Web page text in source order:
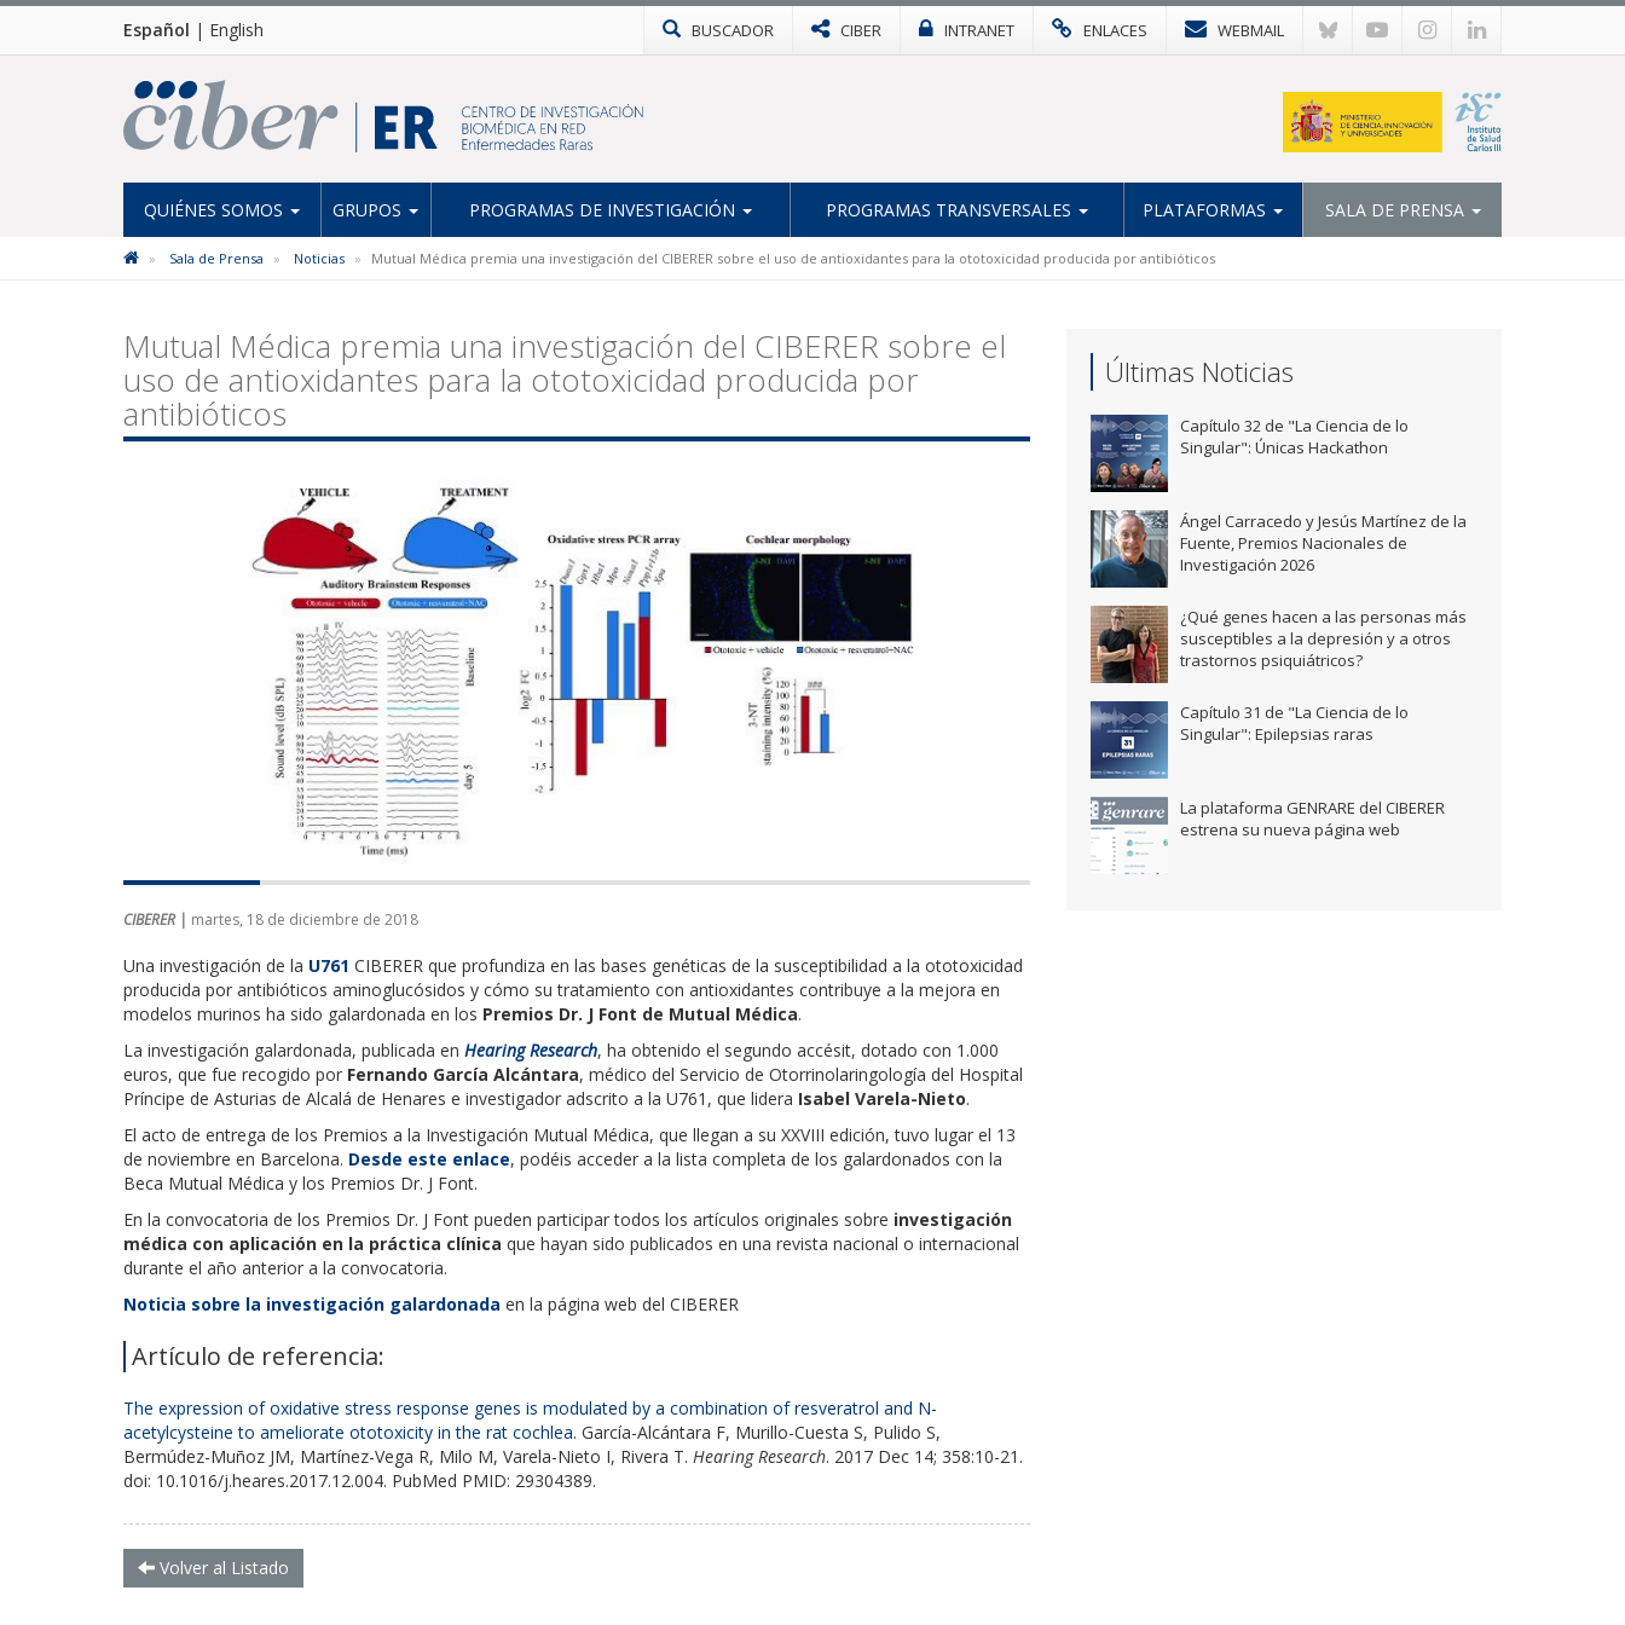
Español | English BUSCADOR CIBER INTRANET ENLACES WEBMAIL
QUIÉNES SOMOS GRUPOS PROGRAMAS DE INVESTIGACIÓN PROGRAMAS TRANSVERSALES PLATAFORMAS SALA DE PRENSA
Sala de Prensa Noticias Mutual Médica premia una investigación del CIBERER sobre el uso de antioxidantes para la ototoxicidad producida por antibióticos
Mutual Médica premia una investigación del CIBERER sobre el
uso de antioxidantes para la ototoxicidad producida por
antibióticos
CIBERER | martes, 18 de diciembre de 2018
Una investigación de la U761 CIBERER que profundiza en las bases genéticas de la susceptibilidad a la ototoxicidad
producida por antibióticos aminoglucósidos y cómo su tratamiento con antioxidantes contribuye a la mejora en
modelos murinos ha sido galardonada en los Premios Dr. J Font de Mutual Médica.
La investigación galardonada, publicada en Hearing Research, ha obtenido el segundo accésit, dotado con 1.000
euros, que fue recogido por Fernando García Alcántara, médico del Servicio de Otorrinolaringología del Hospital
Príncipe de Asturias de Alcalá de Henares e investigador adscrito a la U761, que lidera Isabel Varela-Nieto.
El acto de entrega de los Premios a la Investigación Mutual Médica, que llegan a su XXVIII edición, tuvo lugar el 13
de noviembre en Barcelona. Desde este enlace, podéis acceder a la lista completa de los galardonados con la
Beca Mutual Médica y los Premios Dr. J Font.
En la convocatoria de los Premios Dr. J Font pueden participar todos los artículos originales sobre investigación
médica con aplicación en la práctica clínica que hayan sido publicados en una revista nacional o internacional
durante el año anterior a la convocatoria.
Noticia sobre la investigación galardonada en la página web del CIBERER
Artículo de referencia:
The expression of oxidative stress response genes is modulated by a combination of resveratrol and N-
acetylcysteine to ameliorate ototoxicity in the rat cochlea. García-Alcántara F, Murillo-Cuesta S, Pulido S,
Bermúdez-Muñoz JM, Martínez-Vega R, Milo M, Varela-Nieto I, Rivera T. Hearing Research. 2017 Dec 14; 358:10-21.
doi: 10.1016/j.heares.2017.12.004. PubMed PMID: 29304389.
Volver al Listado
Últimas Noticias
Capítulo 32 de "La Ciencia de lo
Singular": Únicas Hackathon
Ángel Carracedo y Jesús Martínez de la
Fuente, Premios Nacionales de
Investigación 2026
¿Qué genes hacen a las personas más
susceptibles a la depresión y a otros
trastornos psiquiátricos?
Capítulo 31 de "La Ciencia de lo
Singular": Epilepsias raras
La plataforma GENRARE del CIBERER
estrena su nueva página web